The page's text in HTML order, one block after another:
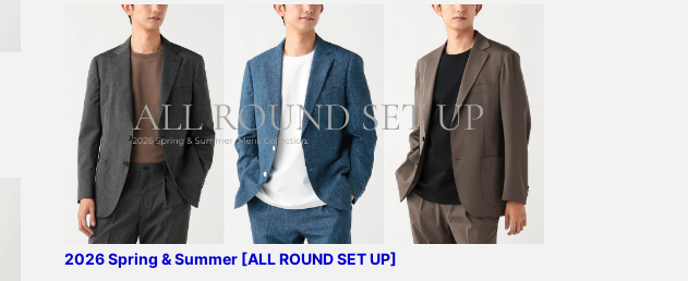
stage mercerization
process, both in yarn and
knit, resulting in a silky
touch, a high-quality
appearance, and
comfortable feel. It also
boasts high elasticity, is
wrinkle-resistant, and
easy to care for. The
medium size has a chest
width of 54cm, creating
an easy-to-wear regular
fit. These trousers are
made from a plain weave
2026 Spring & Summer [ALL ROUND SET UP]